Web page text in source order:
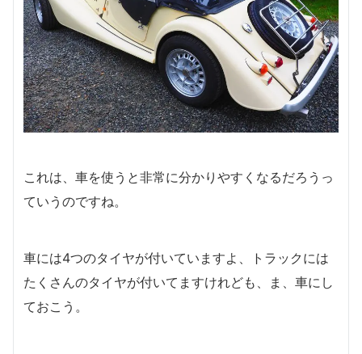
これは、車を使うと非常に分かりやすくなるだろうっ
ていうのですね。
車には4つのタイヤが付いていますよ、トラックには
たくさんのタイヤが付いてますけれども、ま、車にし
ておこう。